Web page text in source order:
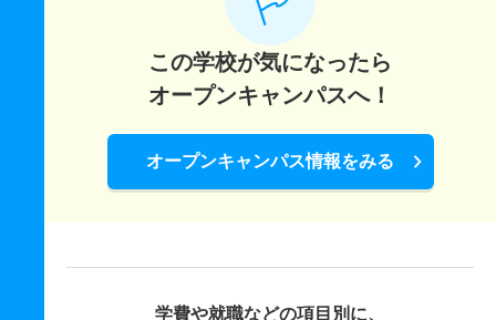
この学校が気になったら
オープンキャンパスへ！
オープンキャンパス情報をみる
学費や就職などの項目別に、